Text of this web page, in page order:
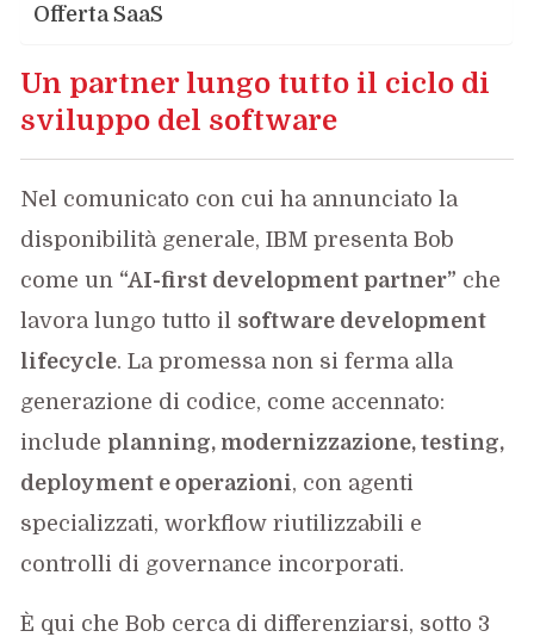
Offerta SaaS
Un partner lungo tutto il ciclo di
sviluppo del software
Nel comunicato con cui ha annunciato la
disponibilità generale, IBM presenta Bob
come un “AI-first development partner” che
lavora lungo tutto il software development
lifecycle. La promessa non si ferma alla
generazione di codice, come accennato:
include planning, modernizzazione, testing,
deployment e operazioni, con agenti
specializzati, workflow riutilizzabili e
controlli di governance incorporati.
È qui che Bob cerca di differenziarsi, sotto 3